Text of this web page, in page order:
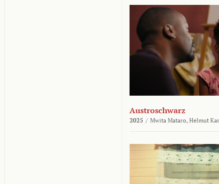
Austroschwarz
2025 / Mwita Mataro, Helmut